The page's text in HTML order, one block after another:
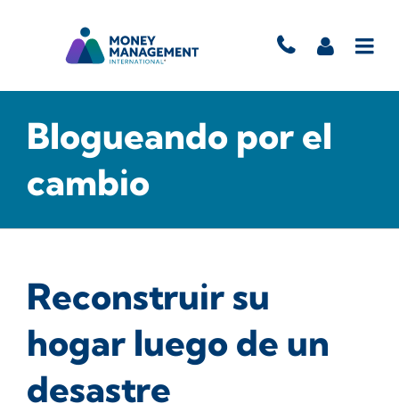
Blogueando por el
cambio
Reconstruir su
hogar luego de un
desastre